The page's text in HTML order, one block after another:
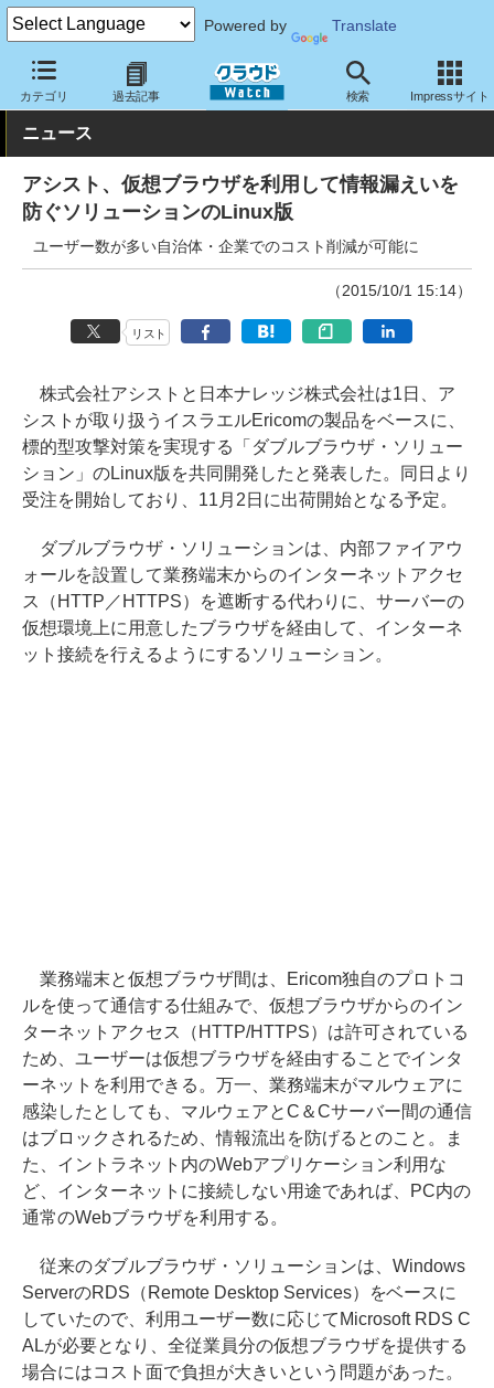
Powered by Translate
カテゴリ 過去記事 検索 Impressサイト
クラウド Watch セキュリティ セキュリティソフト
ニュース
アシスト、仮想ブラウザを利用して情報漏えいを
防ぐソリューションのLinux版
ユーザー数が多い自治体・企業でのコスト削減が可能に
（2015/10/1 15:14）
リスト
株式会社アシストと日本ナレッジ株式会社は1日、ア
シストが取り扱うイスラエルEricomの製品をベースに、
標的型攻撃対策を実現する「ダブルブラウザ・ソリュー
ション」のLinux版を共同開発したと発表した。同日より
受注を開始しており、11月2日に出荷開始となる予定。
ダブルブラウザ・ソリューションは、内部ファイアウ
ォールを設置して業務端末からのインターネットアクセ
ス（HTTP／HTTPS）を遮断する代わりに、サーバーの
仮想環境上に用意したブラウザを経由して、インターネ
ット接続を行えるようにするソリューション。
業務端末と仮想ブラウザ間は、Ericom独自のプロトコ
ルを使って通信する仕組みで、仮想ブラウザからのイン
ターネットアクセス（HTTP/HTTPS）は許可されている
ため、ユーザーは仮想ブラウザを経由することでインタ
ーネットを利用できる。万一、業務端末がマルウェアに
感染したとしても、マルウェアとC＆Cサーバー間の通信
はブロックされるため、情報流出を防げるとのこと。ま
た、イントラネット内のWebアプリケーション利用な
ど、インターネットに接続しない用途であれば、PC内の
通常のWebブラウザを利用する。
従来のダブルブラウザ・ソリューションは、Windows
ServerのRDS（Remote Desktop Services）をベースに
していたので、利用ユーザー数に応じてMicrosoft RDS C
ALが必要となり、全従業員分の仮想ブラウザを提供する
場合にはコスト面で負担が大きいという問題があった。